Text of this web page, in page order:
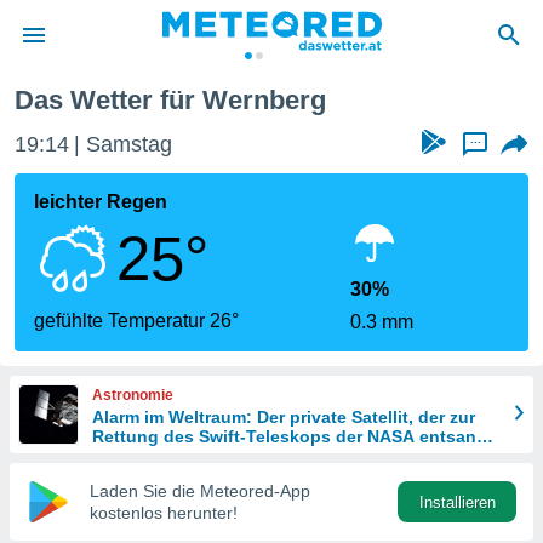
wurde
dass
sind.
diese
Das Wetter für Wernberg
19:14 Samstag ...
leichter Regen
25°
gefühlte Temperatur 26°
30%
0.3 mm
Astronomie
Alarm im Weltraum: Der private Satellit, der zur
Rettung des Swift-Teleskops der NASA entsandt
Laden Sie die Meteored-App
kostenlos herunter!
Installieren